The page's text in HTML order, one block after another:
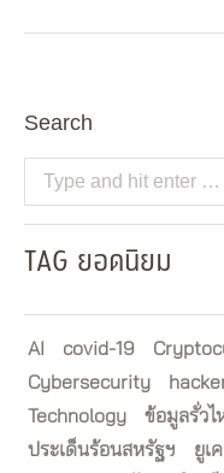
Search
Search:
TAG ยอดนิยม
AI covid-19
Cybersecurity
Technology
ข้อมูลรั่วไ
ประเด็นร้อนสหรัฐฯ
ยูเ